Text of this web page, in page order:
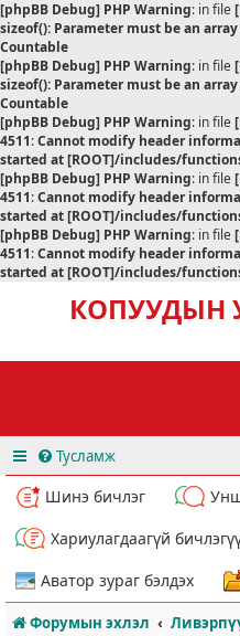
[phpBB Debug] PHP Warning: in file
sizeof(): Parameter must be an
Countable
[phpBB Debug] PHP Warning: in file
sizeof(): Parameter must be an
Countable
[phpBB Debug] PHP Warning: in file
4511:Cannot modify header
started at [ROOT]/includes/
[phpBB Debug] PHP Warning: in file
4511:Cannot modify header
started at [ROOT]/includes/
[phpBB Debug] PHP Warning: in file
4511:Cannot modify header
started at [ROOT]/includes/
КОПУУДЫН
Тусламж
Шинэ бичлэг
Хариулагдаагүй
Аватор зураг бэлдэх
Форумын эхлэл